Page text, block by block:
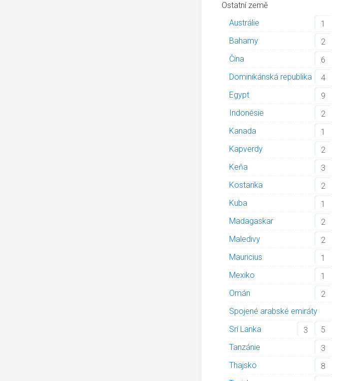
Ostatní země
Austrálie
1
Bahamy
2
Čína
6
Dominikánská republika
4
Egypt
9
Indonésie
2
Kanada
1
Kapverdy
2
Keňa
3
Kostarika
2
Kuba
1
Madagaskar
2
Maledivy
2
Mauricius
1
Mexiko
1
Omán
2
Spojené arabské emiráty
5
Srí Lanka
3
Tanzánie
3
Thajsko
8